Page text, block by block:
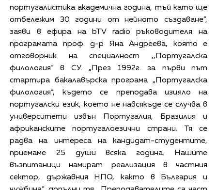
португалистика академична година, тъй като ще
отбележим 30 години от нейното създаване“,
заяви в ефира на bTV radio ръководителя на
програмата проф. д-р Яна Андреева, която е
отговорник на специалност ,,Португалска
филология“ в СУ. „През 1992г. за първи път
стартира бакалавърска програма „Португалска
филология“, където се преподава изцяло на
португалски език, което не навсякъде се случва в
университети извън Португалия, Бразилия и
африканските португалоезични страни. Тя се
радва на интереса на кандидат-студентите,
приемаме 25 души всяка година. Нашите
възпитаници намират реализация в частния
сектор, държавния НПО, както в България и